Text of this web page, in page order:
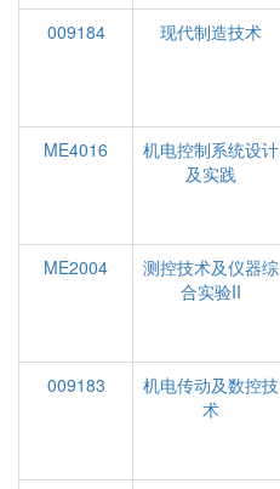
009184
现代制造技术
ME4016
机电控制系统设计
及实践
ME2004
测控技术及仪器综
合实验II
009183
机电传动及数控技
术